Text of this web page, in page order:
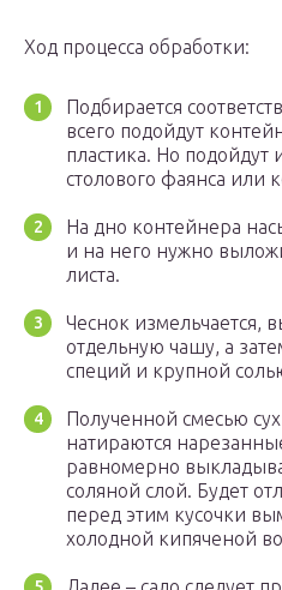
Ход процесса обработки:
Подбирается
всего подойдут
пластика. Но подойдут
столового фаянса или
На дно контейнера
и на него нужно
листа.
Чеснок измельчается,
отдельную чашу, а
специй и крупной
Полученной смесью
натираются
равномерно
соляной слой. Будет
перед этим кусочки
холодной кипяченой